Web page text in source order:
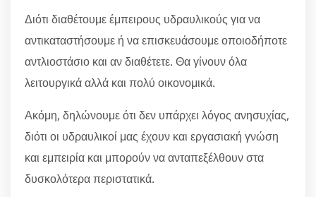
Διότι διαθέτουμε έμπειρους υδραυλικούς για να
αντικαταστήσουμε ή να επισκευάσουμε οποιοδήποτε
αντλιοστάσιο και αν διαθέτετε. Θα γίνουν όλα
λειτουργικά αλλά και πολύ οικονομικά.
Ακόμη, δηλώνουμε ότι δεν υπάρχει λόγος ανησυχίας,
διότι οι υδραυλικοί μας έχουν και εργασιακή γνώση
και εμπειρία και μπορούν να ανταπεξέλθουν στα
δυσκολότερα περιστατικά.